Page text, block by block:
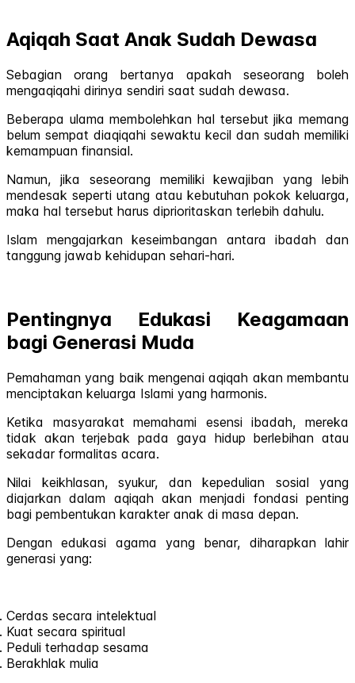
Aqiqah Saat Anak Sudah Dewasa
Sebagian orang bertanya apakah seseorang boleh
mengaqiqahi dirinya sendiri saat sudah dewasa.
Beberapa ulama membolehkan hal tersebut jika memang
belum sempat diaqiqahi sewaktu kecil dan sudah memiliki
kemampuan finansial.
Namun, jika seseorang memiliki kewajiban yang lebih
mendesak seperti utang atau kebutuhan pokok keluarga,
maka hal tersebut harus diprioritaskan terlebih dahulu.
Islam mengajarkan keseimbangan antara ibadah dan
tanggung jawab kehidupan sehari-hari.
Pentingnya Edukasi Keagamaan
bagi Generasi Muda
Pemahaman yang baik mengenai aqiqah akan membantu
menciptakan keluarga Islami yang harmonis.
Ketika masyarakat memahami esensi ibadah, mereka
tidak akan terjebak pada gaya hidup berlebihan atau
sekadar formalitas acara.
Nilai keikhlasan, syukur, dan kepedulian sosial yang
diajarkan dalam aqiqah akan menjadi fondasi penting
bagi pembentukan karakter anak di masa depan.
Dengan edukasi agama yang benar, diharapkan lahir
generasi yang:
Cerdas secara intelektual
Kuat secara spiritual
Peduli terhadap sesama
Berakhlak mulia